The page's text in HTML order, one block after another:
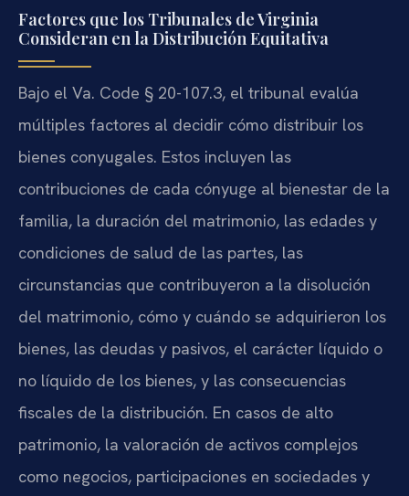
Factores que los Tribunales de Virginia
Consideran en la Distribución Equitativa
Bajo el Va. Code § 20-107.3, el tribunal evalúa
múltiples factores al decidir cómo distribuir los
bienes conyugales. Estos incluyen las
contribuciones de cada cónyuge al bienestar de la
familia, la duración del matrimonio, las edades y
condiciones de salud de las partes, las
circunstancias que contribuyeron a la disolución
del matrimonio, cómo y cuándo se adquirieron los
bienes, las deudas y pasivos, el carácter líquido o
no líquido de los bienes, y las consecuencias
fiscales de la distribución. En casos de alto
patrimonio, la valoración de activos complejos
como negocios, participaciones en sociedades y